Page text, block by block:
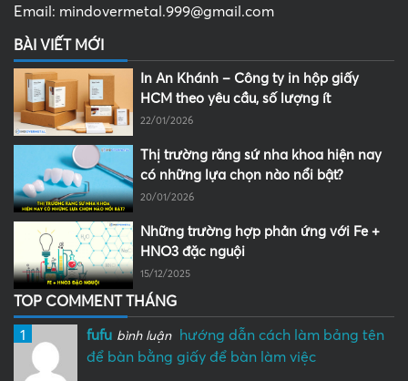
Email: mindovermetal.999@gmail.com
BÀI VIẾT MỚI
In An Khánh – Công ty in hộp giấy
HCM theo yêu cầu, số lượng ít
22/01/2026
Thị trường răng sứ nha khoa hiện nay
có những lựa chọn nào nổi bật?
20/01/2026
Những trường hợp phản ứng với Fe +
HNO3 đặc nguội
15/12/2025
TOP COMMENT THÁNG
1 fufu bình luận
hướng dẫn cách làm bảng tên
để bàn bằng giấy để bàn làm việc